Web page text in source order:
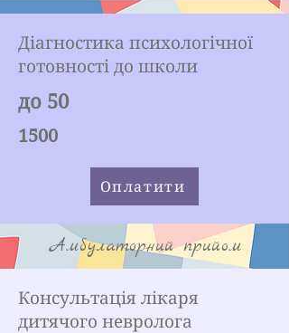
Діагностика психологічної
готовності до школи
до 50
1500
Оплатити
Амбулаторний прийом
Консультація лікаря
дитячого невролога